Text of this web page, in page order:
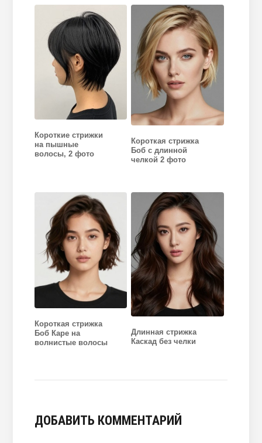
Короткие стрижки
на пышные
волосы, 2 фото
Короткая стрижка
Боб с длинной
челкой 2 фото
Короткая стрижка
Боб Каре на
волнистые волосы
Длинная стрижка
Каскад без челки
ДОБАВИТЬ КОММЕНТАРИЙ